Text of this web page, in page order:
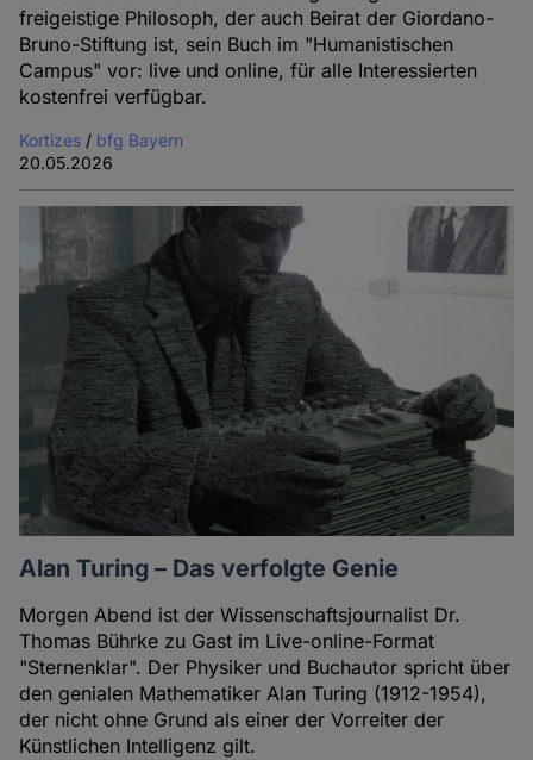
freigeistige Philosoph, der auch Beirat der Giordano-
Bruno-Stiftung ist, sein Buch im "Humanistischen
Campus" vor: live und online, für alle Interessierten
kostenfrei verfügbar.
Kortizes / bfg Bayern
20.05.2026
Alan Turing – Das verfolgte Genie
Morgen Abend ist der Wissenschaftsjournalist Dr.
Thomas Bührke zu Gast im Live-online-Format
"Sternenklar". Der Physiker und Buchautor spricht über
den genialen Mathematiker Alan Turing (1912-1954),
der nicht ohne Grund als einer der Vorreiter der
Künstlichen Intelligenz gilt.